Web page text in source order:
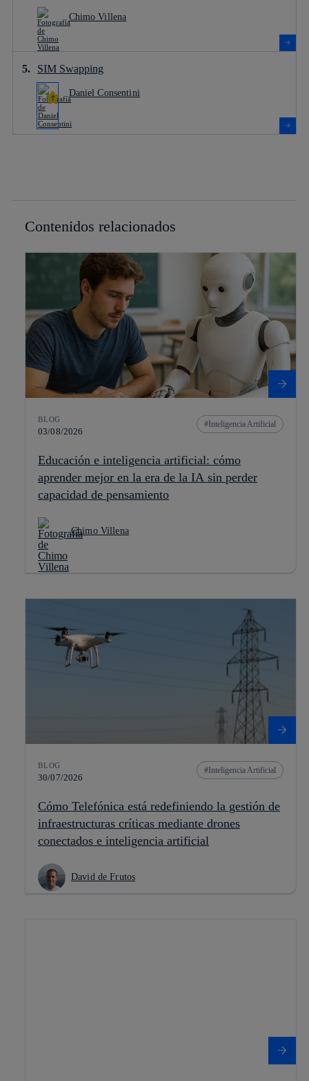
Chimo Villena
SIM Swapping
Daniel Consentini
Contenidos relacionados
BLOG
03/08/2026
Inteligencia Artificial
Educación e inteligencia artificial: cómo
aprender mejor en la era de la IA sin perder
capacidad de pensamiento
Chimo Villena
BLOG
30/07/2026
Inteligencia Artificial
Cómo Telefónica está redefiniendo la gestión de
infraestructuras críticas mediante drones
conectados e inteligencia artificial
David de Frutos